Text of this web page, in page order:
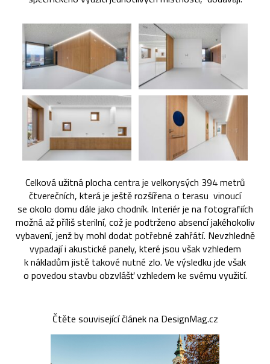
Celková užitná plocha centra je velkorysých 394 metrů
čtverečních, která je ještě rozšířena o terasu vinoucí
se okolo domu dále jako chodník. Interiér je na fotografiích
možná až příliš sterilní, což je podtrženo absencí jakéhokoliv
vybavení, jenž by mohl dodat potřebné zahřátí. Nevzhledně
vypadají i akustické panely, které jsou však vzhledem
k nákladům jistě takové nutné zlo. Ve výsledku jde však
o povedou stavbu obzvlášť vzhledem ke svému využití.
Čtěte související článek na DesignMag.cz